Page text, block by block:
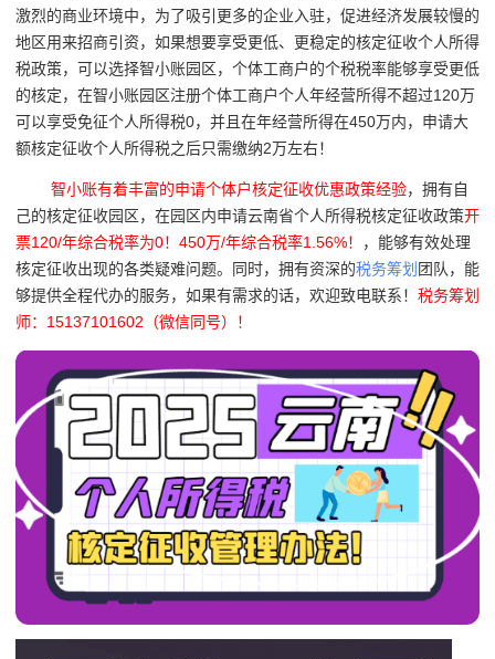
激烈的商业环境中，为了吸引更多的企业入驻，促进经济发展较慢的
地区用来招商引资，如果想要享受更低、更稳定的核定征收个人所得
税政策，可以选择智小账园区，个体工商户的个税税率能够享受更低
的核定，在智小账园区注册个体工商户个人年经营所得不超过120万
可以享受免征个人所得税0，并且在年经营所得在450万内，申请大
额核定征收个人所得税之后只需缴纳2万左右！
智小账有着丰富的申请个体户核定征收优惠政策经验，拥有自
己的核定征收园区，在园区内申请云南省个人所得税核定征收政策开
票120/年综合税率为0！450万/年综合税率1.56%！
，能够有效处理
核定征收出现的各类疑难问题。同时，拥有资深的税务筹划 团队，能
够提供全程代办的服务，如果有需求的话，欢迎致电联系！ 税务筹划
师：15137101602（微信同号）！